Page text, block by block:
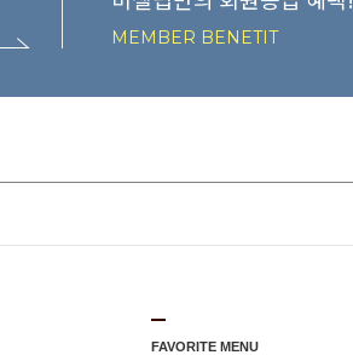
MEMBER BENETIT
FAVORITE MENU